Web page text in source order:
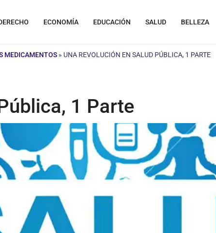
ECONOMÍA EDUCACIÓN SALUD BELLEZA
MEDICAMENTOS » UNA REVOLUCIÓN EN SALUD PÚBLICA, 1 PARTE
1 Parte